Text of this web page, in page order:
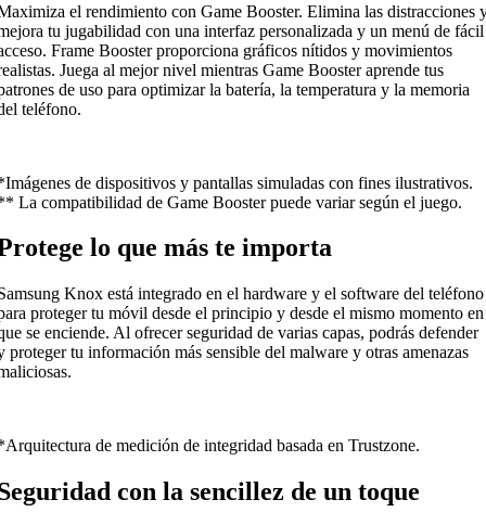
el rendimiento con Game Booster. Elimina las distracciones
tu jugabilidad con una interfaz personalizada y un menú de fácil
Frame Booster proporciona gráficos nítidos y movimientos
Juega al mejor nivel mientras Game Booster aprende tus
de uso para optimizar la batería, la temperatura y la memoria
teléfono.
de dispositivos y pantallas simuladas con fines ilustrativos.
La compatibilidad de Game Booster puede variar según el juego.
lo que más te importa
Knox está integrado en el hardware y el software del teléfono
proteger tu móvil desde el principio y desde el mismo momento en
se enciende. Al ofrecer seguridad de varias capas, podrás defender
proteger tu información más sensible del malware y otras amenazas
de medición de integridad basada en Trustzone.
con la sencillez de un toque